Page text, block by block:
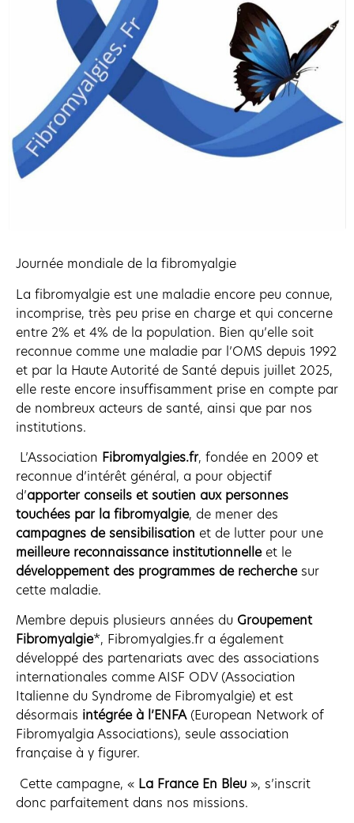
Journée mondiale de la fibromyalgie
La fibromyalgie est une maladie encore peu connue,
incomprise, très peu prise en charge et qui concerne
entre 2% et 4% de la population. Bien qu’elle soit
reconnue comme une maladie par l’OMS depuis 1992
et par la Haute Autorité de Santé depuis juillet 2025,
elle reste encore insuffisamment prise en compte par
de nombreux acteurs de santé, ainsi que par nos
institutions.
L’Association Fibromyalgies.fr, fondée en 2009 et
reconnue d’intérêt général, a pour objectif
d’apporter conseils et soutien aux personnes
touchées par la fibromyalgie, de mener des
campagnes de sensibilisation et de lutter pour une
meilleure reconnaissance institutionnelleet le
développement des programmes de recherchesur
cette maladie.
Membre depuis plusieurs années du Groupement
Fibromyalgie*, Fibromyalgies.fr a également
développé des partenariats avec des associations
internationales comme AISF ODV (Association
Italienne du Syndrome de Fibromyalgie) et est
désormais intégrée à l’ENFA(European Network of
Fibromyalgia Associations), seule association
française à y figurer.
Cette campagne, « La France En Bleu », s’inscrit
donc parfaitement dans nos missions.